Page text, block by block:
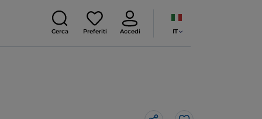
Cerca Preferiti Accedi IT